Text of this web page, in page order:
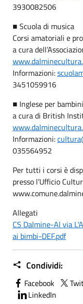
3930082506
■ Scuola di musica
Corsi amatoriali e
a cura
Informazioni:
3451059916
■ Inglese per
a cura di British
Informazioni:
035564952
Per tutti i corsi è
presso l’Ufficio
Allegati
CS Dalmine-Al via
ai bimbi-DEF.pdf
Condividi:
Facebook
LinkedIn